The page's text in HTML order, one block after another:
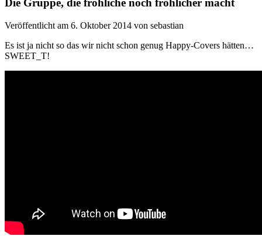
Die Gruppe, die fröhliche noch fröhlicher macht
Veröffentlicht am 6. Oktober 2014 von sebastian
Es ist ja nicht so das wir nicht schon genug Happy-Covers hätten…
SWEET_T!